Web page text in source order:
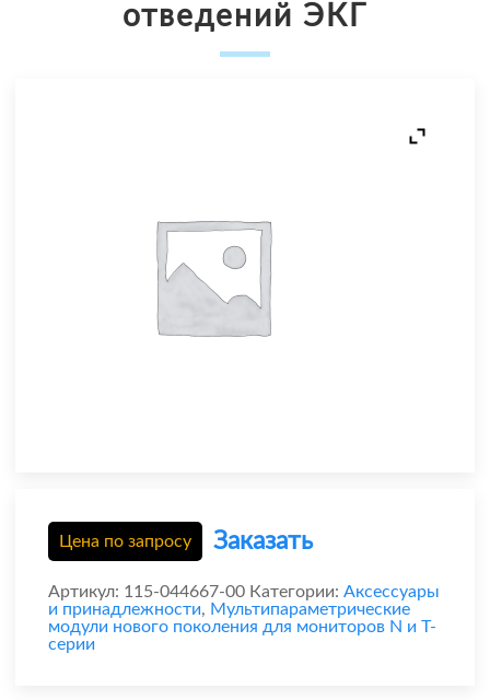
отведений ЭКГ
Цена по запросу Заказать
Артикул: 115-044667-00 Категории: Аксессуары
и принадлежности, Мультипараметрические
модули нового поколения для мониторов N и T-
серии